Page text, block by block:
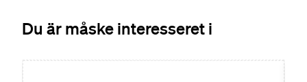
Du är måske interesseret i